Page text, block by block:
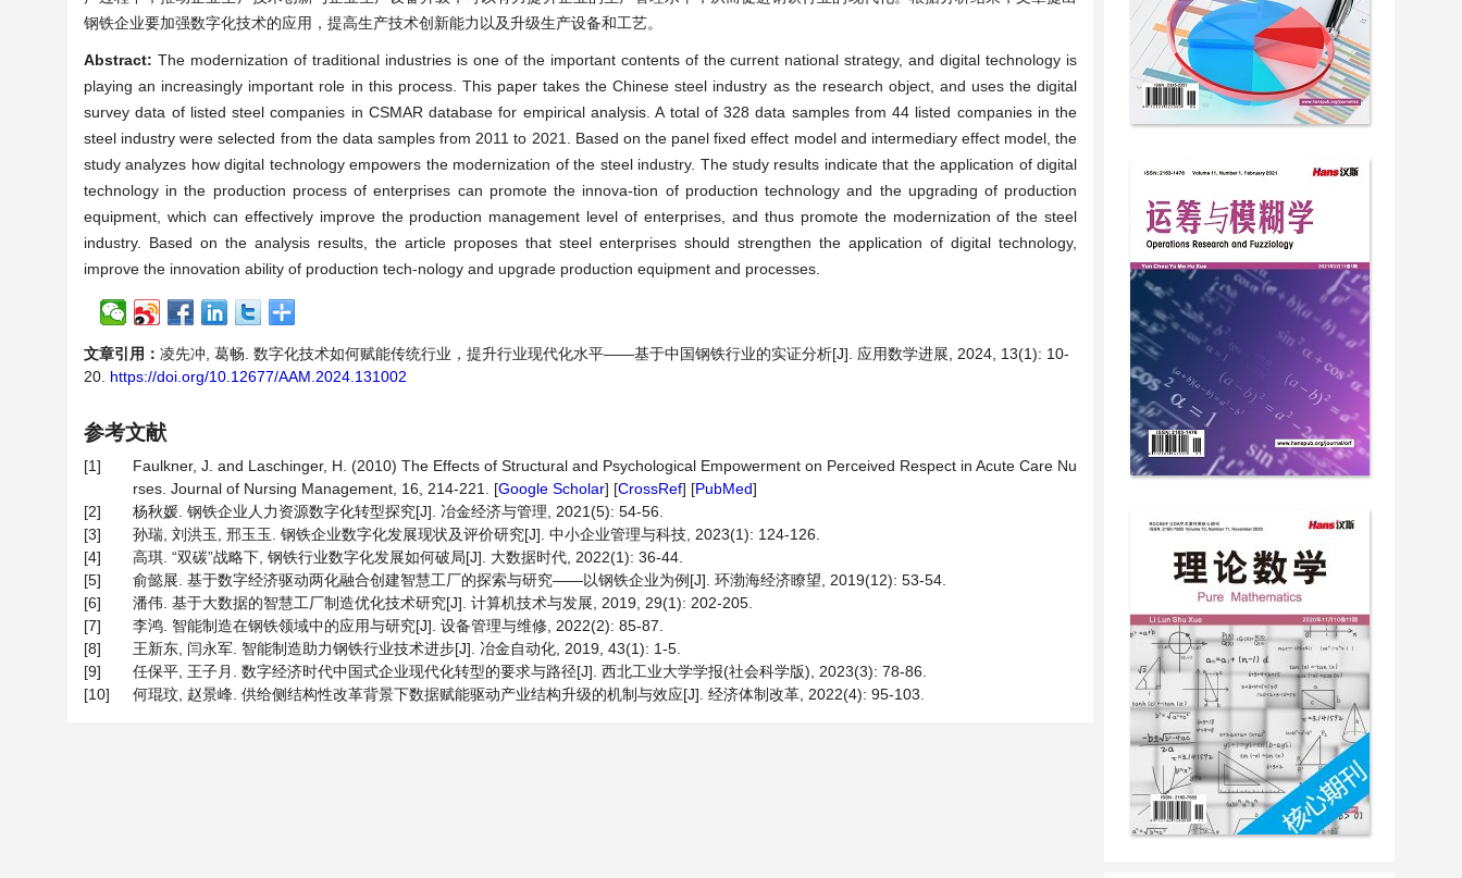
钢铁企业要加强数字化技术的应用，提高生产技术创新能力以及升级生产设备和工艺。
Abstract: The modernization of traditional industries is one of the important contents of the current national strategy, and digital technology is
playing an increasingly important role in this process. This paper takes the Chinese steel industry as the research object, and uses the digital
survey data of listed steel companies in CSMAR database for empirical analysis. A total of 328 data samples from 44 listed companies in the
steel industry were selected from the data samples from 2011 to 2021. Based on the panel fixed effect model and intermediary effect model, the
study analyzes how digital technology empowers the modernization of the steel industry. The study results indicate that the application of digital
technology in the production process of enterprises can promote the innova-tion of production technology and the upgrading of production
equipment, which can effectively improve the production management level of enterprises, and thus promote the modernization of the steel
industry. Based on the analysis results, the article proposes that steel enterprises should strengthen the application of digital technology,
improve the innovation ability of production tech-nology and upgrade production equipment and processes.
文章引用： 凌先冲, 葛畅. 数字化技术如何赋能传统行业，提升行业现代化水平——基于中国钢铁行业的实证分析[J]. 应用数学进展, 2024, 13(1): 10-
20. https://doi.org/10.12677/AAM.2024.131002
参考文献
[1]
Faulkner, J. and Laschinger, H. (2010) The Effects of Structural and Psychological Empowerment on Perceived Respect in Acute Care Nu
rses. Journal of Nursing Management, 16, 214-221. [Google Scholar] [CrossRef] [PubMed]
[2]
杨秋媛. 钢铁企业人力资源数字化转型探究[J]. 冶金经济与管理, 2021(5): 54-56.
[3]
孙瑞, 刘洪玉, 邢玉玉. 钢铁企业数字化发展现状及评价研究[J]. 中小企业管理与科技, 2023(1): 124-126.
[4]
高琪. “双碳”战略下, 钢铁行业数字化发展如何破局[J]. 大数据时代, 2022(1): 36-44.
[5]
俞懿展. 基于数字经济驱动两化融合创建智慧工厂的探索与研究——以钢铁企业为例[J]. 环渤海经济瞭望, 2019(12): 53-54.
[6]
潘伟. 基于大数据的智慧工厂制造优化技术研究[J]. 计算机技术与发展, 2019, 29(1): 202-205.
[7]
李鸿. 智能制造在钢铁领域中的应用与研究[J]. 设备管理与维修, 2022(2): 85-87.
[8]
王新东, 闫永军. 智能制造助力钢铁行业技术进步[J]. 冶金自动化, 2019, 43(1): 1-5.
[9]
任保平, 王子月. 数字经济时代中国式企业现代化转型的要求与路径[J]. 西北工业大学学报(社会科学版), 2023(3): 78-86.
[10]
何琨玟, 赵景峰. 供给侧结构性改革背景下数据赋能驱动产业结构升级的机制与效应[J]. 经济体制改革, 2022(4): 95-103.